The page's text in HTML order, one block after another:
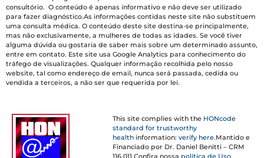
consultório. O conteúdo é apenas informativo e não deve ser utilizado
para fazer diagnóstico.As informações contidas neste site não substituem
uma consulta médica. O conteúdo deste site destina-se principalmente,
mas não exclusivamente, a mulheres de todas as idades. Se você tiver
alguma dúvida ou gostaria de saber mais sobre um determinado assunto,
entre em contato. Este site usa Google Analytics para conhecimento do
tráfego de visualizações. Qualquer informação recolhida pelo nosso
website, tal como endereço de email, nunca será passada, cedida ou
vendida a terceiros, a não ser que requerida por lei.
This site complies with the HONcode
standard for trustworthy
health information:verify here.Mantido e
Financiado por Dr. Daniel Benitti – CRM
116.011.Confira nossa política de Uso